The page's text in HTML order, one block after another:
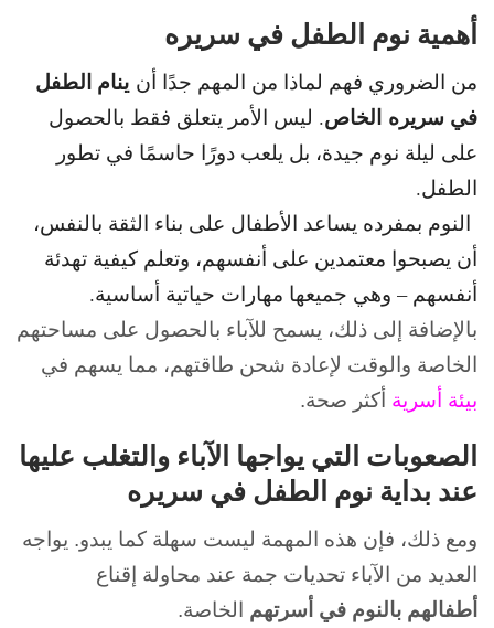
أهمية نوم الطفل في سريره
من الضروري فهم لماذا من المهم جدًا أن ينام الطفل
في سريره الخاص. ليس الأمر يتعلق فقط بالحصول
على ليلة نوم جيدة، بل يلعب دورًا حاسمًا في تطور
الطفل.
النوم بمفرده يساعد الأطفال على بناء الثقة بالنفس،
أن يصبحوا معتمدين على أنفسهم، وتعلم كيفية تهدئة
أنفسهم – وهي جميعها مهارات حياتية أساسية.
بالإضافة إلى ذلك، يسمح للآباء بالحصول على مساحتهم
الخاصة والوقت لإعادة شحن طاقتهم، مما يسهم في
بيئة أسرية أكثر صحة.
الصعوبات التي يواجها الآباء والتغلب عليها
عند بداية نوم الطفل في سريره
ومع ذلك، فإن هذه المهمة ليست سهلة كما يبدو. يواجه
العديد من الآباء تحديات جمة عند محاولة إقناع
أطفالهم بالنوم في أسرتهم الخاصة.